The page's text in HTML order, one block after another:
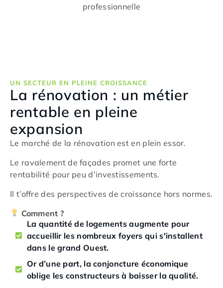
professionnelle
UN SECTEUR EN PLEINE CROISSANCE
La rénovation : un métier
rentable en pleine
expansion
Le marché de la rénovation est en plein essor.
Le ravalement de façades promet une forte
rentabilité pour peu d’investissements.
Il t’offre des perspectives de croissance hors normes.
Comment ?
La quantité de logements augmente pour
accueillir les nombreux foyers qui s'installent
dans le grand Ouest.
Or d’une part, la conjoncture économique
oblige les constructeurs à baisser la qualité.